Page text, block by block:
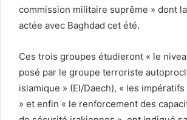
commission militaire suprême » dont
actée avec Baghdad cet été.
Ces trois groupes étudieront « le
posé par le groupe terroriste
islamique » (EI/Daech), « les
» et enfin « le renforcement des